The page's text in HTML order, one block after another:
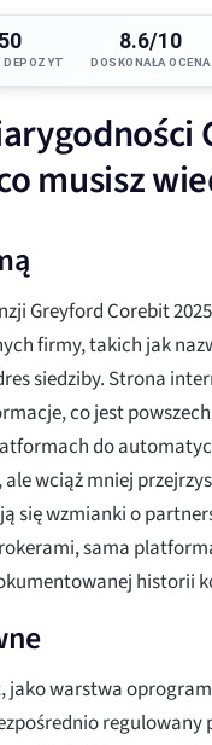
DEPOZYT
8.6/10
DOSKONAŁA OCENA
musisz
Greyford Corebit
firmy, takich jak
siedziby. Strona
co jest
do
wciąż mniej
się wzmianki o
sama
historii
jako warstwa
regulowany